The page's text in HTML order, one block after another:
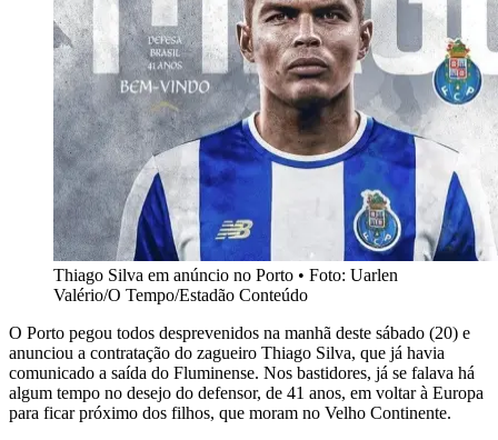
Thiago Silva em anúncio no Porto • Foto: Uarlen
Valério/O Tempo/Estadão Conteúdo
O Porto pegou todos desprevenidos na manhã deste sábado (20) e
anunciou a contratação do zagueiro Thiago Silva, que já havia
comunicado a saída do Fluminense. Nos bastidores, já se falava há
algum tempo no desejo do defensor, de 41 anos, em voltar à Europa
para ficar próximo dos filhos, que moram no Velho Continente.